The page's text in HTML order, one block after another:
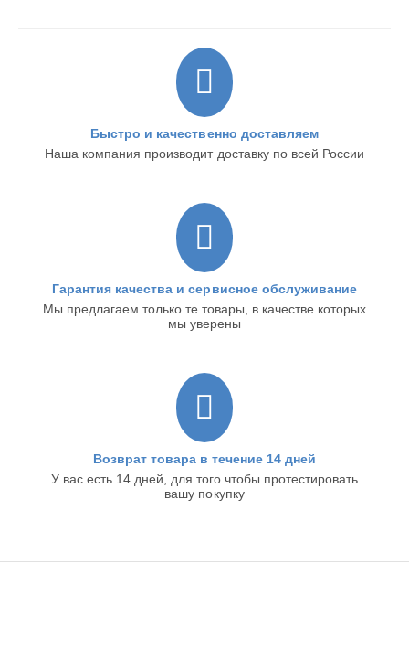
Быстро и качественно доставляем
Наша компания производит доставку по всей России
Гарантия качества и сервисное обслуживание
Мы предлагаем только те товары, в качестве которых
мы уверены
Возврат товара в течение 14 дней
У вас есть 14 дней, для того чтобы протестировать
вашу покупку